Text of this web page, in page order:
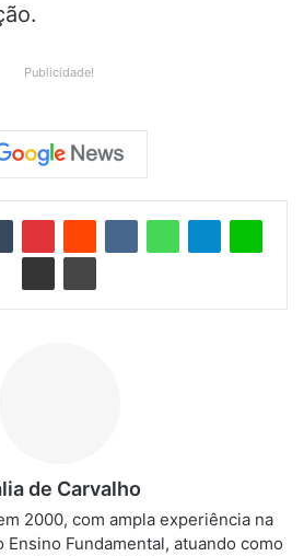
.
Publicidade!
de Carvalho
2000, com ampla experiência na
Ensino Fundamental, atuando como